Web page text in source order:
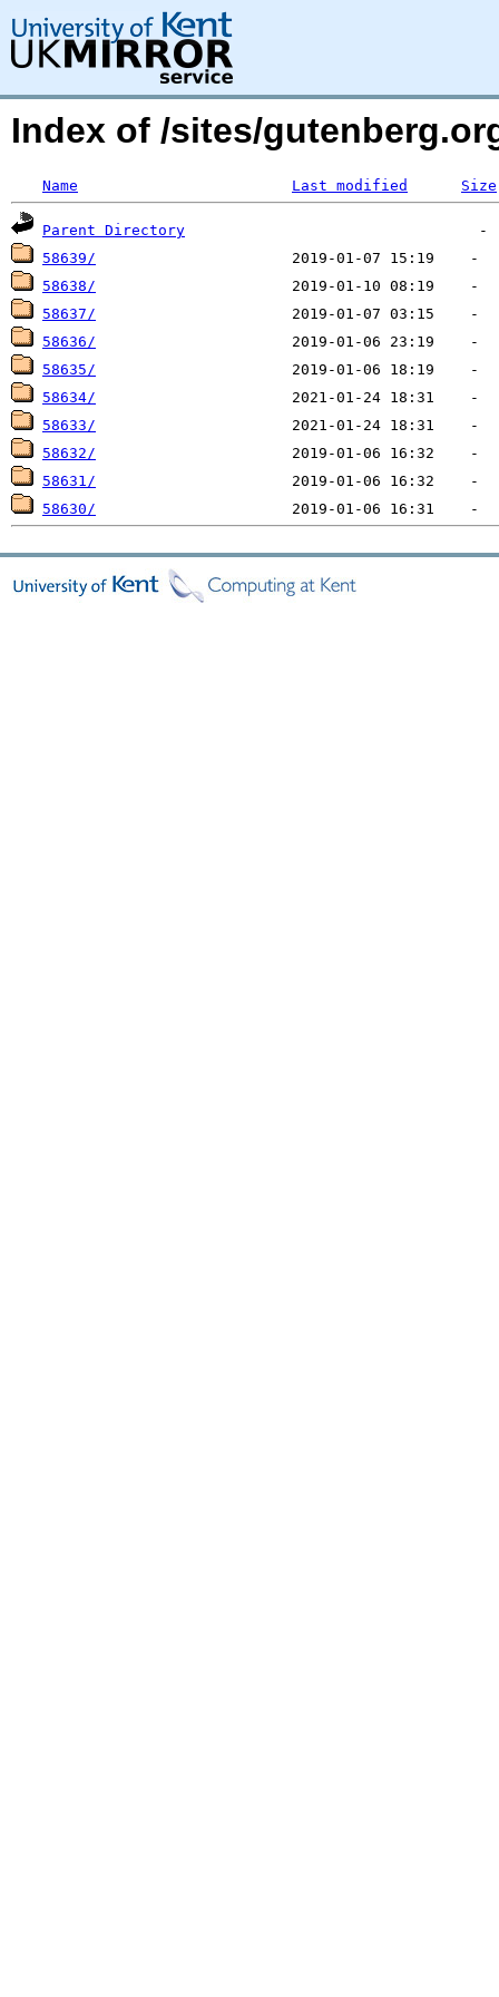
Index of /sites/
Name Last modified Size
Parent Directory
58639/
58638/
58637/
58636/
58635/
58634/
58633/
58632/
58631/
58630/